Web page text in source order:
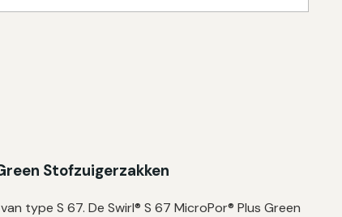
Stofzuigerzakken
type S 67. De Swirl® S 67 MicroPor® Plus Green